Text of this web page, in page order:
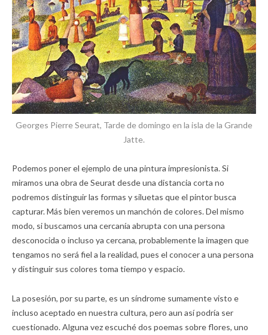
Georges Pierre Seurat, Tarde de domingo en la isla de la Grande
Jatte.
Podemos poner el ejemplo de una pintura impresionista. Si
miramos una obra de Seurat desde una distancia corta no
podremos distinguir las formas y siluetas que el pintor busca
capturar. Más bien veremos un manchón de colores. Del mismo
modo, si buscamos una cercanía abrupta con una persona
desconocida o incluso ya cercana, probablemente la imagen que
tengamos no será fiel a la realidad, pues el conocer a una persona
y distinguir sus colores toma tiempo y espacio.
La posesión, por su parte, es un síndrome sumamente visto e
incluso aceptado en nuestra cultura, pero aun así podría ser
cuestionado. Alguna vez escuché dos poemas sobre flores, uno